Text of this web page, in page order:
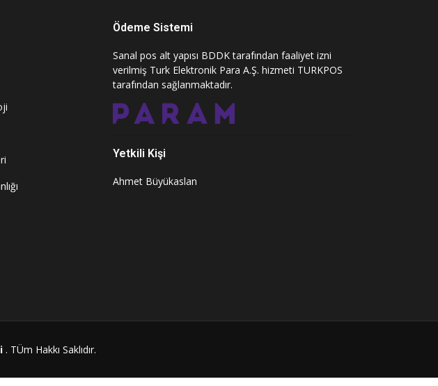
Ödeme Sistemi
Sanal pos alt yapısı BDDK tarafından faaliyet izni
verilmiş Turk Elektronik Para A.Ş. hizmeti TURKPOS
tarafından sağlanmaktadır.
Yetkili Kişi
Ahmet Büyükaslan
. TÜm Hakkı Saklıdır.